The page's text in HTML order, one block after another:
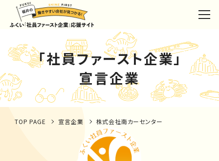
「社員ファースト企業」
宣言企業
TOP PAGE 宣言企業 株式会社南カーセンター